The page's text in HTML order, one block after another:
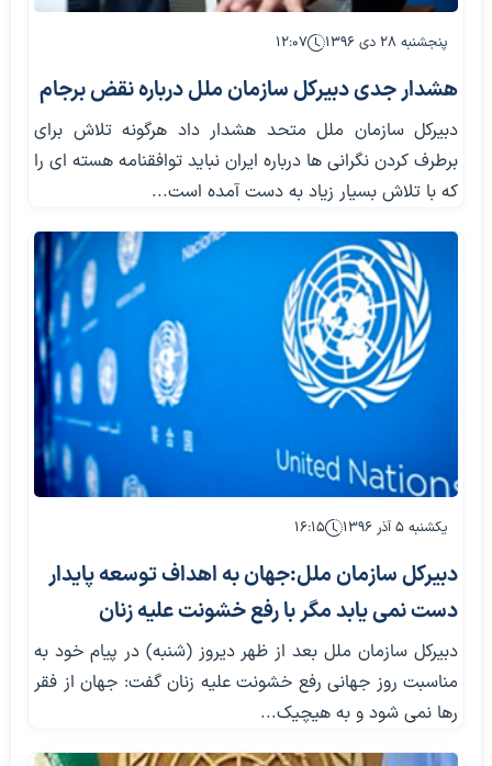
پنجشنبه ۲۸ دی ۱۳۹۶ ۱۲:۰۷
هشدار جدی دبیرکل سازمان ملل درباره نقض برجام
دبیرکل سازمان ملل متحد هشدار داد هرگونه تلاش برای
برطرف کردن نگرانی ها درباره ایران نباید توافقنامه هسته ای را
که با تلاش بسیار زیاد به دست آمده است...
یکشنبه ۵ آذر ۱۳۹۶ ۱۶:۱۵
دبیرکل سازمان ملل:جهان به اهداف توسعه پایدار
دست نمی یابد مگر با رفع خشونت علیه زنان
دبیرکل سازمان ملل بعد از ظهر دیروز (شنبه) در پیام خود به
مناسبت روز جهانی رفع خشونت علیه زنان گفت: جهان از فقر
رها نمی شود و به هیچیک...